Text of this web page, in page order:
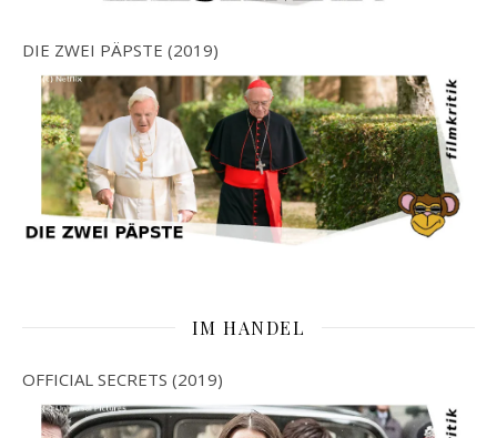
DIE ZWEI PÄPSTE (2019)
IM HANDEL
OFFICIAL SECRETS (2019)